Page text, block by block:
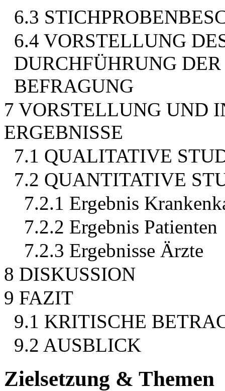
6.3
6.4 VORSTELLUNG
DURCHFÜHRUNG
BEFRAGUNG
7 VORSTELLUNG UND
ERGEBNISSE
7.1 QUALITATIVE
7.2 QUANTITATIVE
7.2.1 Ergebnis
7.2.2 Ergebnis Patienten
7.2.3 Ergebnisse Ärzte
8 DISKUSSION
9 FAZIT
9.1 KRITISCHE
9.2 AUSBLICK
Zielsetzung & Themen